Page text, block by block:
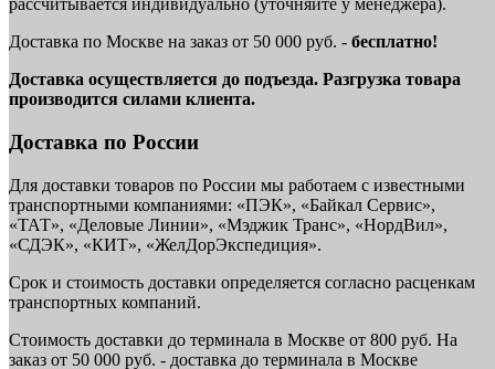
рассчитывается индивидуально (уточняйте у менеджера).
Доставка по Москве на заказ от 50 000 руб. - бесплатно!
Доставка осуществляется до подъезда. Разгрузка товара
производится силами клиента.
Доставка по России
Для доставки товаров по России мы работаем с известными
транспортными компаниями: «ПЭК», «Байкал Сервис»,
«ТАТ», «Деловые Линии», «Мэджик Транс», «НордВил»,
«СДЭК», «КИТ», «ЖелДорЭкспедиция».
Срок и стоимость доставки определяется согласно расценкам
транспортных компаний.
Стоимость доставки до терминала в Москве от 800 руб. На
заказ от 50 000 руб. - доставка до терминала в Москве